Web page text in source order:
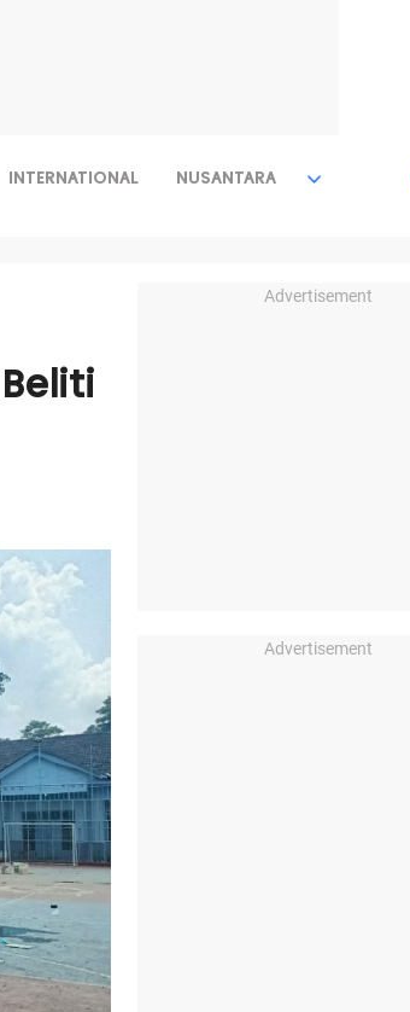
INTERNATIONAL NUSANTARA
Advertisement
Advertisement